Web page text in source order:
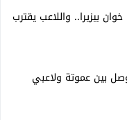
بيزيرا.. واللاعب يقترب
بين عموتة ولاعبي